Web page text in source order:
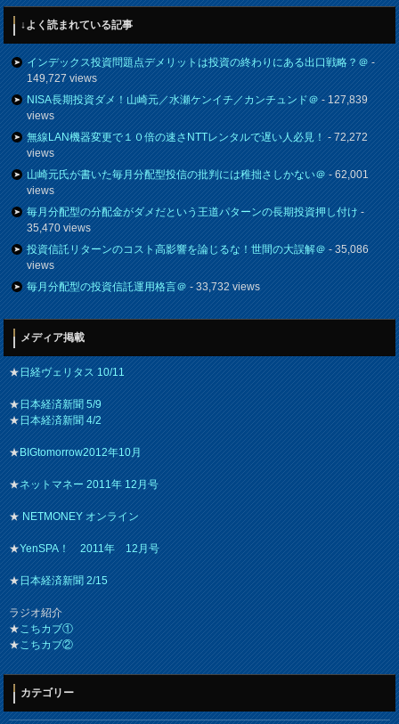
↓よく読まれている記事
インデックス投資問題点デメリットは投資の終わりにある出口戦略？＠-
149,727 views
NISA長期投資ダメ！山崎元／水瀬ケンイチ／カンチュンド＠- 127,839
views
無線LAN機器変更で１０倍の速さNTTレンタルで遅い人必見！- 72,272
views
山崎元氏が書いた毎月分配型投信の批判には稚拙さしかない＠- 62,001
views
毎月分配型の分配金がダメだという王道パターンの長期投資押し付け-
35,470 views
投資信託リターンのコスト高影響を論じるな！世間の大誤解＠- 35,086
views
毎月分配型の投資信託運用格言＠- 33,732 views
メディア掲載
★日経ヴェリタス 10/11
★日本経済新聞 5/9
★日本経済新聞 4/2
★BIGtomorrow2012年10月
★ネットマネー 2011年 12月号
★NETMONEY オンライン
★YenSPA！ 2011年 12月号
★日本経済新聞 2/15
ラジオ紹介
★こちカブ①
★こちカブ②
カテゴリー